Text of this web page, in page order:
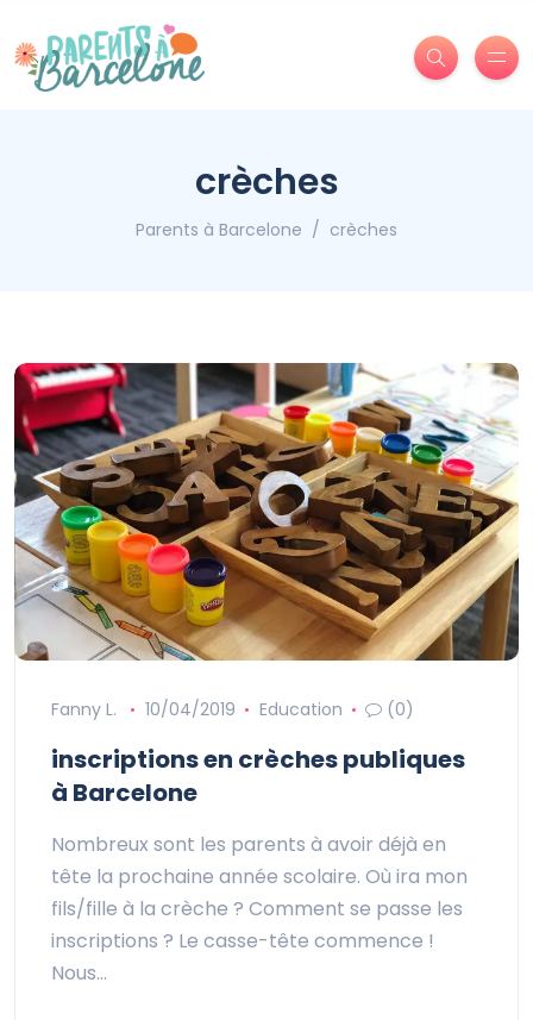
crèches
Parents à Barcelone crèches
Fanny L. 10/04/2019 Education (0)
inscriptions en crèches publiques
à Barcelone
Nombreux sont les parents à avoir déjà en
tête la prochaine année scolaire. Où ira mon
fils/fille à la crèche ? Comment se passe les
inscriptions ? Le casse-tête commence !
Nous…